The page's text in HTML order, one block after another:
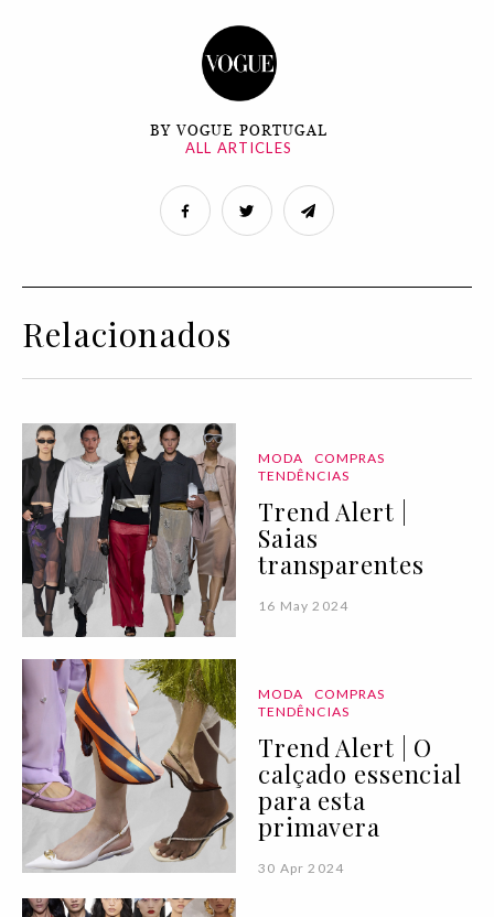
BY VOGUE PORTUGAL
ALL ARTICLES
Relacionados
MODA
COMPRAS
TENDÊNCIAS
Trend Alert |
Saias
transparentes
16 May 2024
MODA
COMPRAS
TENDÊNCIAS
Trend Alert | O
calçado essencial
para esta
primavera
30 Apr 2024